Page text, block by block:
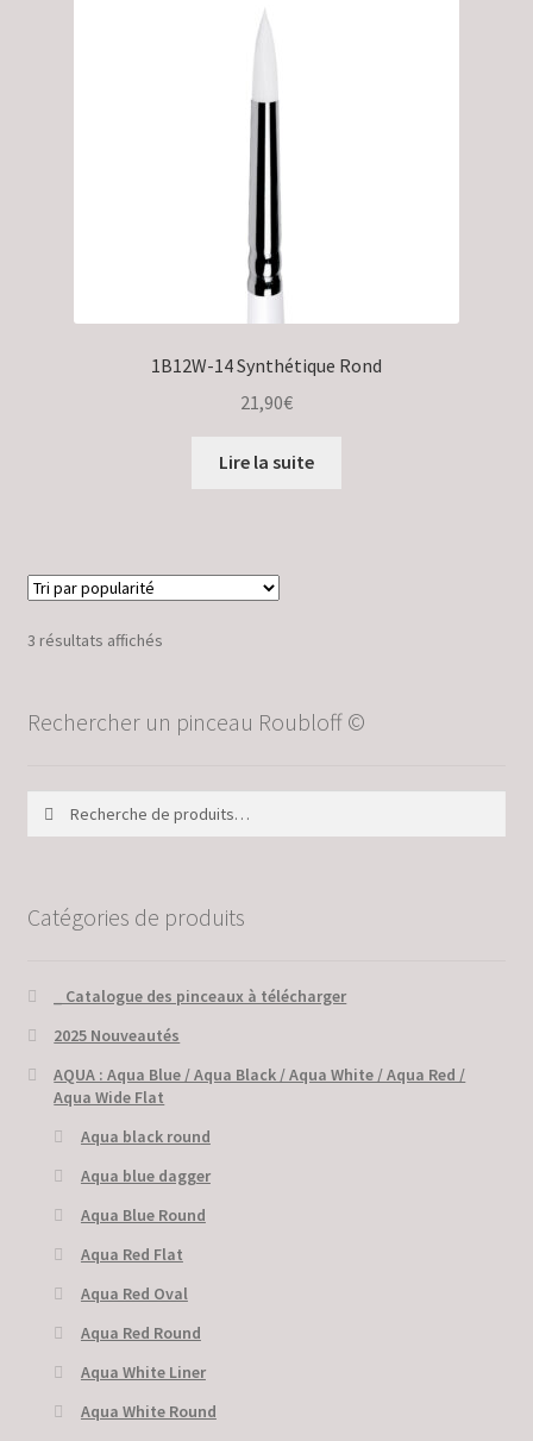
1B12W-14 Synthétique Rond
21,90€
Lire la suite
3 résultats affichésTrié
Rechercher un pinceau Roubloff ©
Catégories de produits
_ Catalogue des pinceaux à télécharger
2025 Nouveautés
AQUA : Aqua Blue / Aqua Black / Aqua White / Aqua Red /
Aqua Wide Flat
Aqua black round
Aqua blue dagger
Aqua Blue Round
Aqua Red Flat
Aqua Red Oval
Aqua Red Round
Aqua White Liner
Aqua White Round